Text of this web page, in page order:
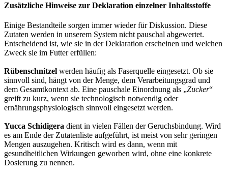
Zusätzliche Hinweise zur Deklaration einzelner Inhaltsstoffe
Einige Bestandteile sorgen immer wieder für Diskussion. Diese
Zutaten werden in unserem System nicht pauschal abgewertet.
Entscheidend ist, wie sie in der Deklaration erscheinen und welchen
Zweck sie im Futter erfüllen:
Rübenschnitzel werden häufig als Faserquelle eingesetzt. Ob sie
sinnvoll sind, hängt von der Menge, dem Verarbeitungsgrad und
dem Gesamtkontext ab. Eine pauschale Einordnung als „Zucker“
greift zu kurz, wenn sie technologisch notwendig oder
ernährungsphysiologisch sinnvoll eingesetzt werden.
Yucca Schidigera dient in vielen Fällen der Geruchsbindung. Wird
es am Ende der Zutatenliste aufgeführt, ist meist von sehr geringen
Mengen auszugehen. Kritisch wird es dann, wenn mit
gesundheitlichen Wirkungen geworben wird, ohne eine konkrete
Dosierung zu nennen.